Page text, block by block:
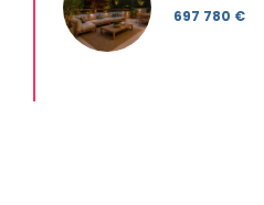
697 780 €